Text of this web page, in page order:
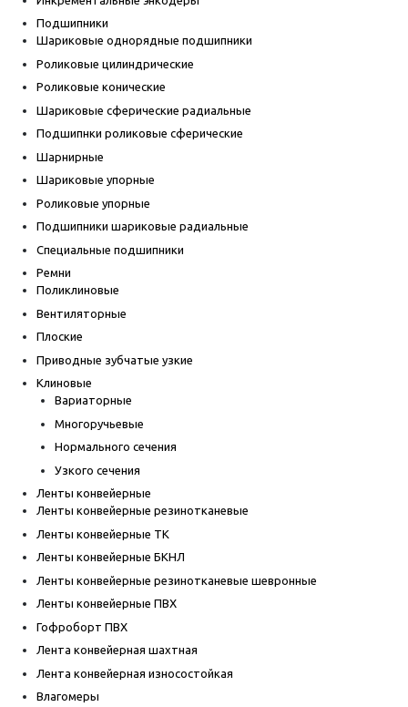
Подшипники
Шариковые однорядные подшипники
Роликовые цилиндрические
Роликовые конические
Шариковые сферические радиальные
Подшипнки роликовые сферические
Шарнирные
Шариковые упорные
Роликовые упорные
Подшипники шариковые радиальные
Специальные подшипники
Ремни
Поликлиновые
Вентиляторные
Плоские
Приводные зубчатые узкие
Клиновые
Вариаторные
Многоручьевые
Нормального сечения
Узкого сечения
Ленты конвейерные
Ленты конвейерные резинотканевые
Ленты конвейерные ТК
Ленты конвейерные БКНЛ
Ленты конвейерные резинотканевые шевронные
Ленты конвейерные ПВХ
Гофроборт ПВХ
Лента конвейерная шахтная
Лента конвейерная износостойкая
Влагомеры